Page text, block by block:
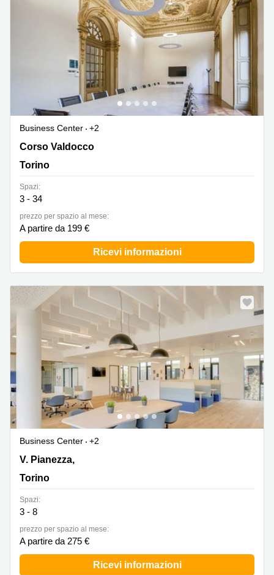
Business Center
+2
Corso Valdocco 2, Torino
Corso Valdocco
Torino
Spazi:
3 - 34
prezzo per spazio al mese:
A partire da 199 €
Ricevi informazioni
Business Center
+2
V. Pianezza, 289, Torino
V. Pianezza,
Torino
Spazi:
3 - 8
prezzo per spazio al mese:
A partire da 275 €
Ricevi informazioni